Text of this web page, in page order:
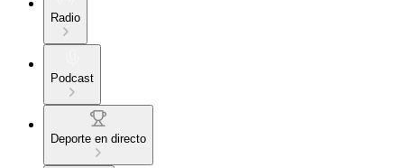
Radio
Podcast
Deporte en directo